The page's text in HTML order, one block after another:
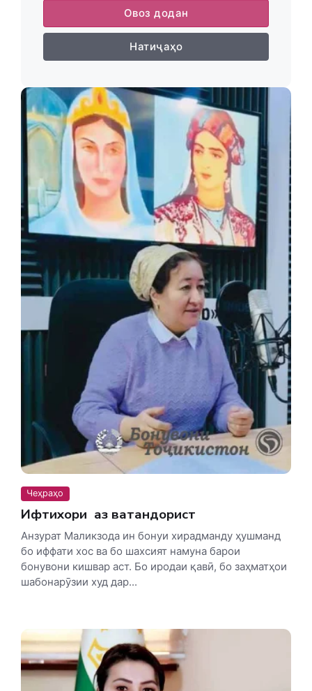
Овоз додан
Натиҷаҳо
Чеҳраҳо
Ифтихори ӯ аз ватандорист
Анзурат Маликзода ин бонуи хирадманду ҳушманд
бо иффати хос ва бо шахсият намуна барои
бонувони кишвар аст. Бо иродаи қавӣ, бо заҳматҳои
шабонарӯзии худ дар...